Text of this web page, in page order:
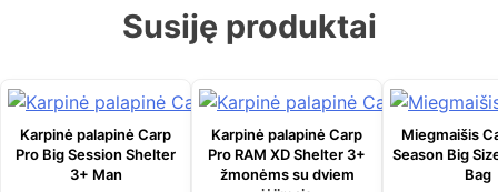
Susiję produktai
Karpinė palapinė Carp
Pro Big Session Shelter
3+ Man
Karpinė palapinė Carp
Pro RAM XD Shelter 3+
žmonėms su dviem
Miegmaišis
Season Big
Bag